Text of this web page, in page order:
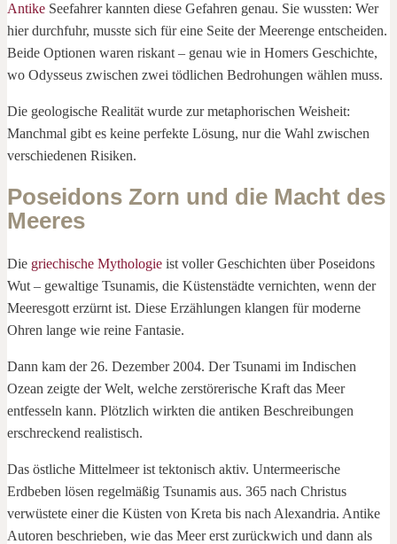
Antike Seefahrer kannten diese Gefahren genau. Sie wussten: Wer
hier durchfuhr, musste sich für eine Seite der Meerenge entscheiden.
Beide Optionen waren riskant – genau wie in Homers Geschichte,
wo Odysseus zwischen zwei tödlichen Bedrohungen wählen muss.
Die geologische Realität wurde zur metaphorischen Weisheit:
Manchmal gibt es keine perfekte Lösung, nur die Wahl zwischen
verschiedenen Risiken.
Poseidons Zorn und die Macht des
Meeres
Die griechische Mythologie ist voller Geschichten über Poseidons
Wut – gewaltige Tsunamis, die Küstenstädte vernichten, wenn der
Meeresgott erzürnt ist. Diese Erzählungen klangen für moderne
Ohren lange wie reine Fantasie.
Dann kam der 26. Dezember 2004. Der Tsunami im Indischen
Ozean zeigte der Welt, welche zerstörerische Kraft das Meer
entfesseln kann. Plötzlich wirkten die antiken Beschreibungen
erschreckend realistisch.
Das östliche Mittelmeer ist tektonisch aktiv. Untermeerische
Erdbeben lösen regelmäßig Tsunamis aus. 365 nach Christus
verwüstete einer die Küsten von Kreta bis nach Alexandria. Antike
Autoren beschrieben, wie das Meer erst zurückwich und dann als